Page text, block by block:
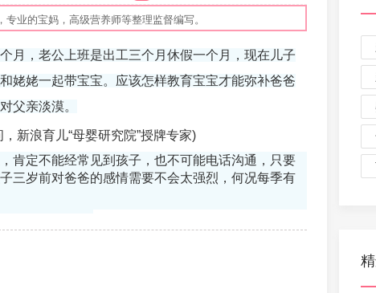
业的宝妈，高级营养师等整理监督编写。
月，老公上班是出工三个月休假一个月，现在儿子
姥姥一起带宝宝。应该怎样教育宝宝才能弥补爸爸
父亲淡漠。
新浪育儿“母婴研究院”授牌专家)
肯定不能经常见到孩子，也不可能电话沟通，只要
三岁前对爸爸的感情需要不会太强烈，何况每季有